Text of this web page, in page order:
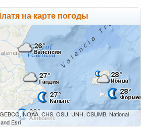
на карте погоды
NOAA, CHS, OSU, UNH, CSUMB, National
Esri